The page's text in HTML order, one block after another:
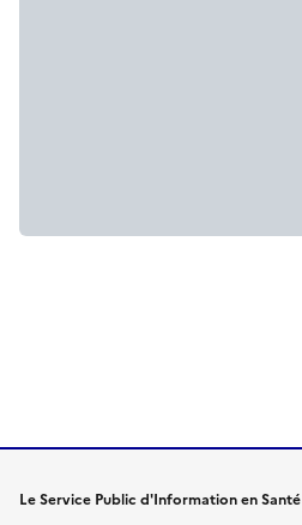
Le Service Public d'Information en Santé